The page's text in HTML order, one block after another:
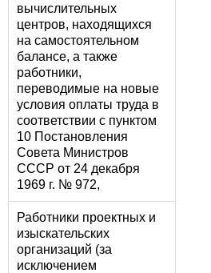
вычислительных
центров, находящихся
на самостоятельном
балансе, а также
работники,
переводимые на новые
условия оплаты труда в
соответствии с пунктом
10 Постановления
Совета Министров
СССР от 24 декабря
1969 г. № 972,
Работники проектных и
изыскательских
организаций (за
исключением